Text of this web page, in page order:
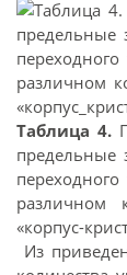
Таблица 4.
предельные
различном
«корпус-
Из